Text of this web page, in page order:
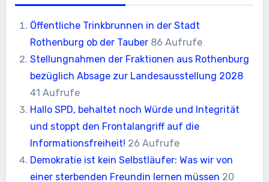
Öffentliche Trinkbrunnen in der Stadt
Rothenburg ob der Tauber 86 Aufrufe
Stellungnahmen der Fraktionen aus Rothenburg
bezüglich Absage zur Landesausstellung 2028
41 Aufrufe
Hallo SPD, behaltet noch Würde und Integrität
und stoppt den Frontalangriff auf die
Informationsfreiheit! 26 Aufrufe
Demokratie ist kein Selbstläufer: Was wir von
einer sterbenden Freundin lernen müssen 20